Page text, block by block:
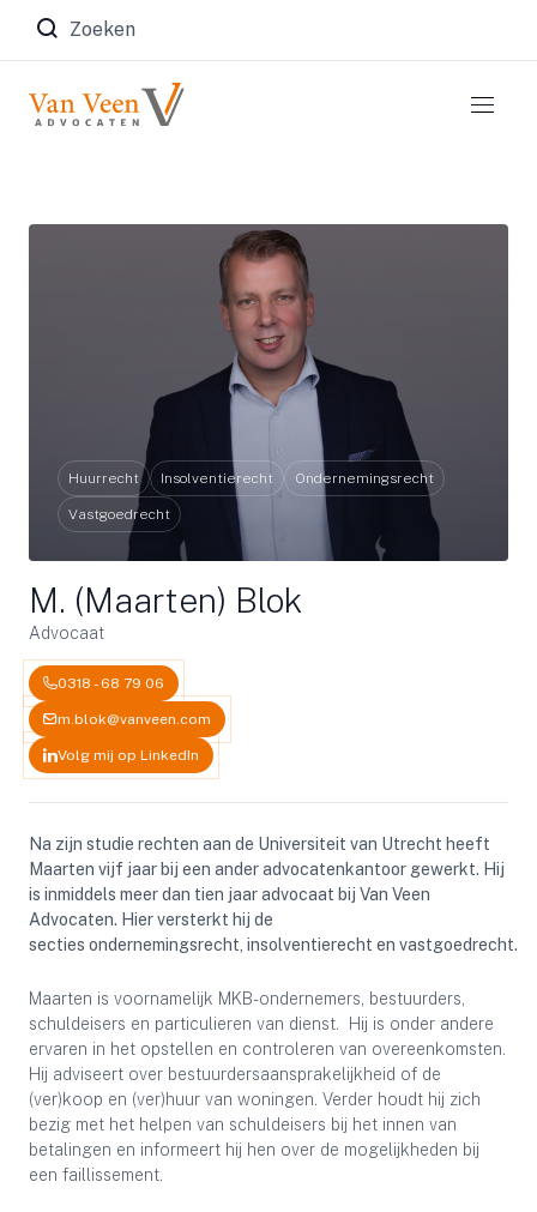
Zoeken naar:
M. (Maarten) Blok
Advocaat
0318 - 68 79 06
m.blok@vanveen.com
Volg mij op LinkedIn
Na zijn studie rechten aan de Universiteit van Utrecht heeft
Maarten vijf jaar bij een ander advocatenkantoor gewerkt. Hij
is inmiddels meer dan tien jaar advocaat bij Van Veen
Advocaten. Hier versterkt hij de
secties ondernemingsrecht, insolventierecht en vastgoedrecht.
Maarten is voornamelijk MKB-ondernemers, bestuurders,
schuldeisers en particulieren van dienst. Hij is onder andere
ervaren in het opstellen en controleren van overeenkomsten.
Hij adviseert over bestuurdersaansprakelijkheid of de
(ver)koop en (ver)huur van woningen. Verder houdt hij zich
bezig met het helpen van schuldeisers bij het innen van
betalingen en informeert hij hen over de mogelijkheden bij
een faillissement.
Huurrecht Insolventierecht Ondernemingsrecht
Vastgoedrecht